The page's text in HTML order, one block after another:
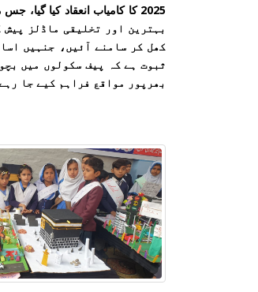
بہترین اور تخلیقی ماڈلز
کھل کر سامنے آئیں، جنہیں
ثبوت ہے کہ پیف سکولوں میں
بھرپور مواقع فراہم کیے جا